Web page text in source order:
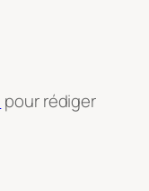
pour rédiger